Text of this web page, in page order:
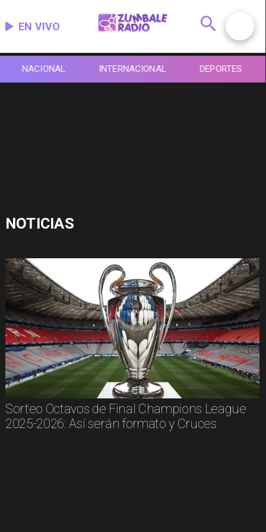
EN VIVO
NACIONAL INTERNACIONAL DEPORTES
NOTICIAS
Sorteo Octavos de Final Champions League
2025-2026: Así serán formato y Cruces